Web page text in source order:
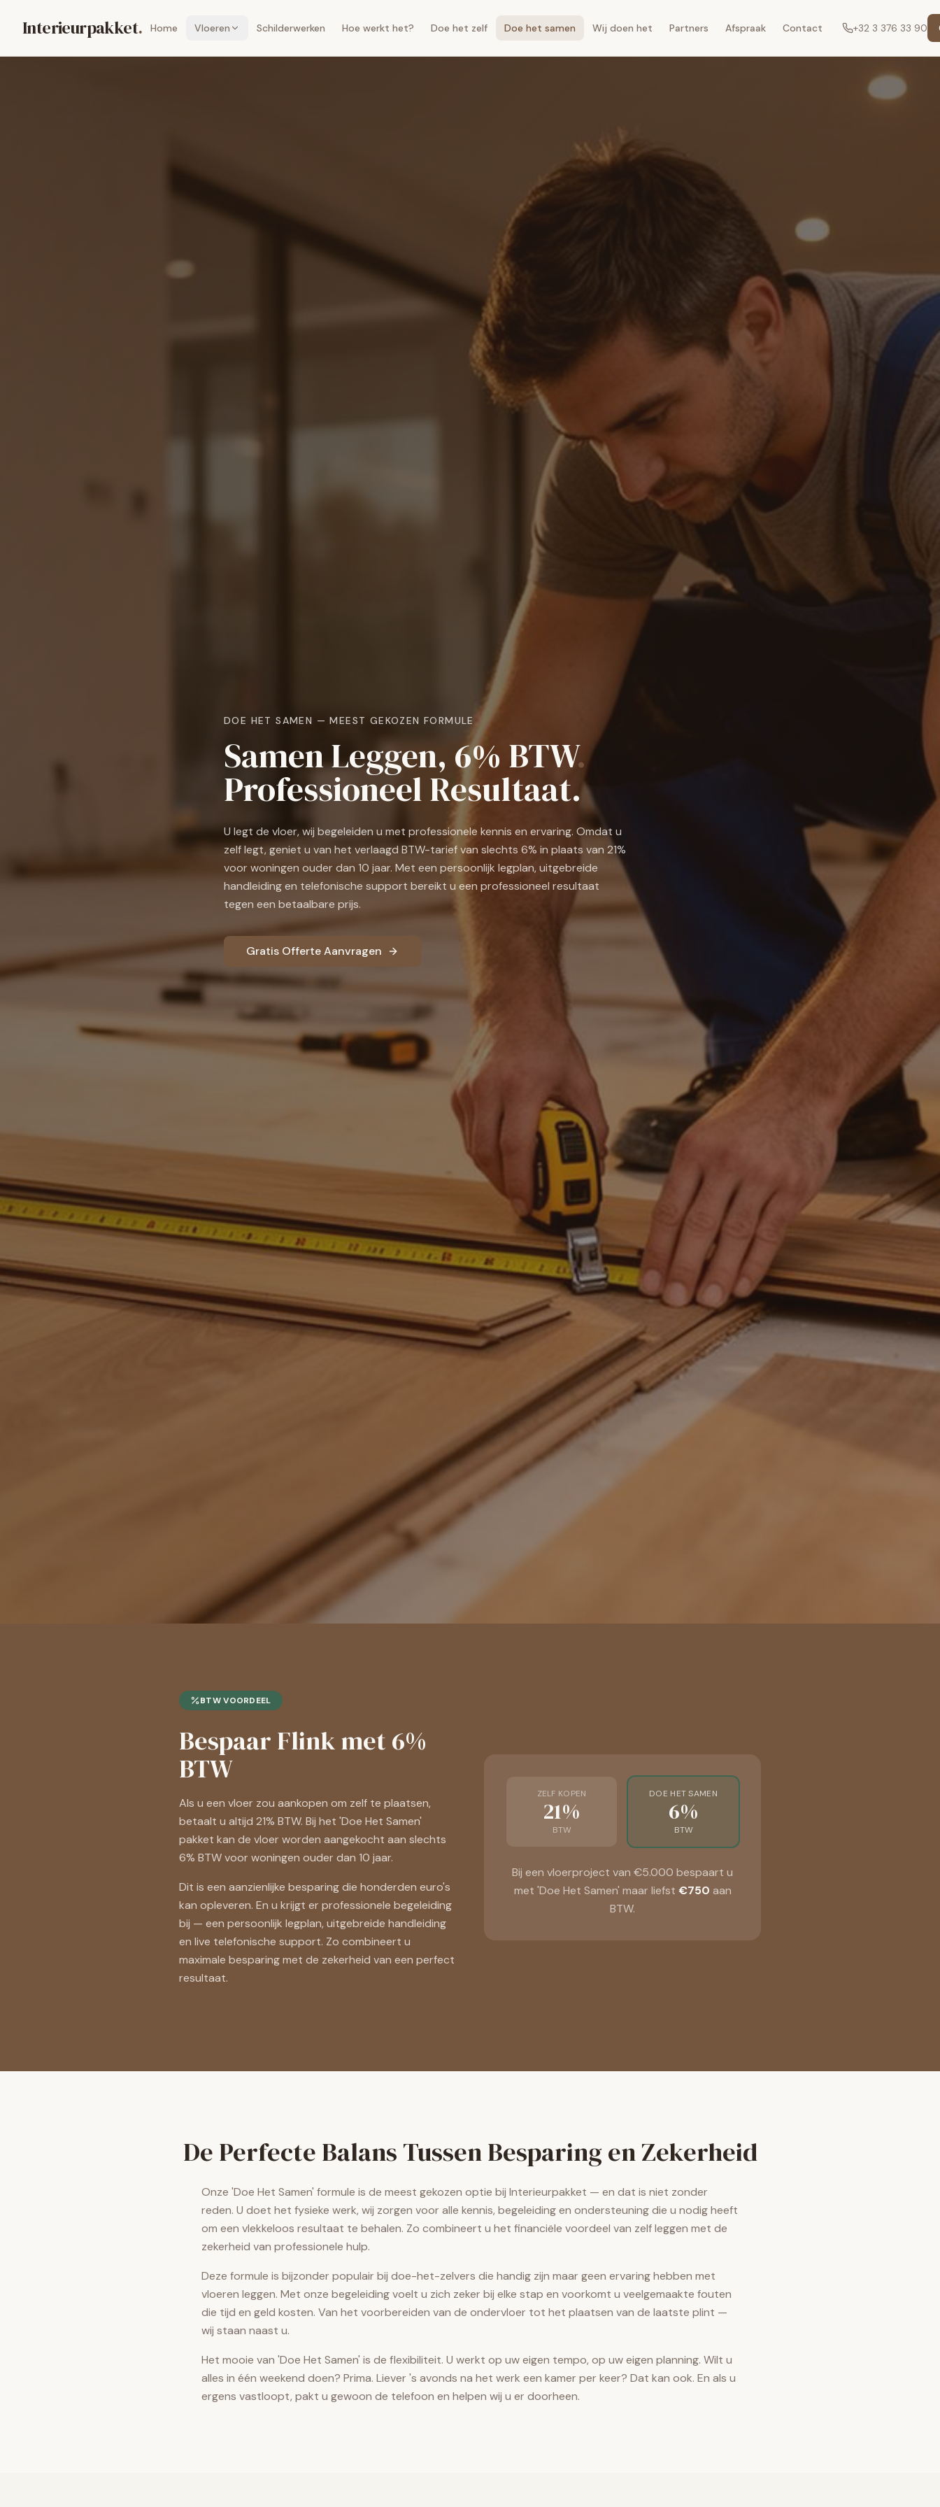
Interieurpakket. Home Vloeren Schilderwerken Hoe werkt het? Doe het zelf Doe het samen Wij doen het Partners Afspraak Contact +32 3 376 33 90
DOE HET SAMEN — MEEST GEKOZEN FORMULE
Samen Leggen, 6% BTW.
Professioneel Resultaat.
U legt de vloer, wij begeleiden u met professionele kennis en ervaring. Omdat u
zelf legt, geniet u van het verlaagd BTW-tarief van slechts 6% in plaats van 21%
voor woningen ouder dan 10 jaar. Met een persoonlijk legplan, uitgebreide
handleiding en telefonische support bereikt u een professioneel resultaat
tegen een betaalbare prijs.
Gratis Offerte Aanvragen
BTW VOORDEEL
Bespaar Flink met 6%
BTW
Als u een vloer zou aankopen om zelf te plaatsen,
betaalt u altijd 21% BTW. Bij het 'Doe Het Samen'
pakket kan de vloer worden aangekocht aan slechts
6% BTW voor woningen ouder dan 10 jaar.
Dit is een aanzienlijke besparing die honderden euro's
kan opleveren. En u krijgt er professionele begeleiding
bij — een persoonlijk legplan, uitgebreide handleiding
en live telefonische support. Zo combineert u
maximale besparing met de zekerheid van een perfect
resultaat.
ZELF KOPEN
21%
BTW
DOE HET SAMEN
6%
BTW
Bij een vloerproject van €5.000 bespaart u
met 'Doe Het Samen' maar liefst €750 aan
BTW.
De Perfecte Balans Tussen Besparing en Zekerheid
Onze 'Doe Het Samen' formule is de meest gekozen optie bij Interieurpakket — en dat is niet zonder
reden. U doet het fysieke werk, wij zorgen voor alle kennis, begeleiding en ondersteuning die u nodig heeft
om een vlekkeloos resultaat te behalen. Zo combineert u het financiële voordeel van zelf leggen met de
zekerheid van professionele hulp.
Deze formule is bijzonder populair bij doe-het-zelvers die handig zijn maar geen ervaring hebben met
vloeren leggen. Met onze begeleiding voelt u zich zeker bij elke stap en voorkomt u veelgemaakte fouten
die tijd en geld kosten. Van het voorbereiden van de ondervloer tot het plaatsen van de laatste plint —
wij staan naast u.
Het mooie van 'Doe Het Samen' is de flexibiliteit. U werkt op uw eigen tempo, op uw eigen planning. Wilt u
alles in één weekend doen? Prima. Liever 's avonds na het werk een kamer per keer? Dat kan ook. En als u
ergens vastloopt, pakt u gewoon de telefoon en helpen wij u er doorheen.